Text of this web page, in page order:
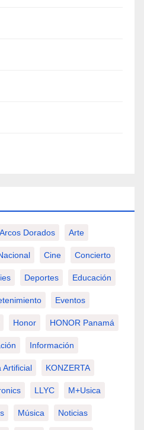
Arcos Dorados Arte
Cine Concierto
Deportes Educación
Eventos
Honor HONOR Panamá
Información
Artificial KONZERTA
LLYC M+usica
Música Noticias